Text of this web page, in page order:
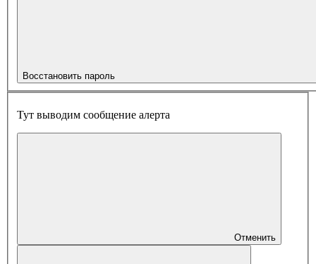
Восстановить пароль
Тут выводим сообщение алерта
Отменить